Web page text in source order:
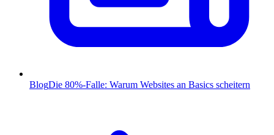
BlogDie 80%-Falle: Warum Websites an Basics scheitern